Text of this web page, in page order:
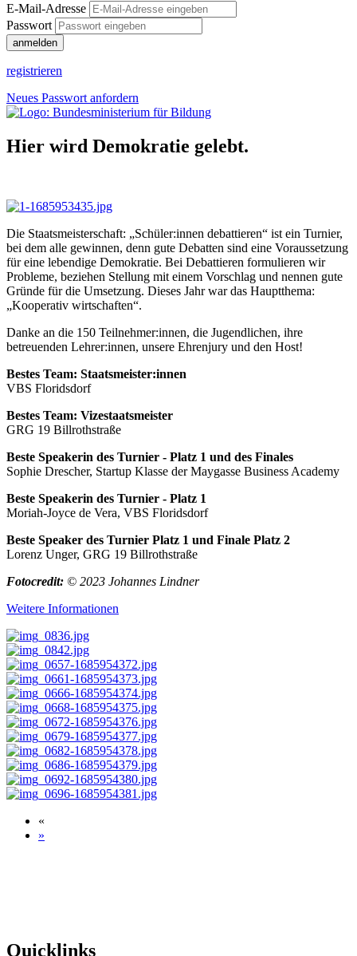
E-Mail-Adresse
Passwort
anmelden
registrieren
Neues Passwort anfordern
Hier wird Demokratie gelebt.
Die Staatsmeisterschaft: „Schüler:innen debattieren“ ist ein Turnier,
bei dem alle gewinnen, denn gute Debatten sind eine Voraussetzung
für eine lebendige Demokratie. Bei Debattieren formulieren wir
Probleme, beziehen Stellung mit einem Vorschlag und nennen gute
Gründe für die Umsetzung. Dieses Jahr war das Hauptthema:
„Kooperativ wirtschaften“.
Danke an die 150 Teilnehmer:innen, die Jugendlichen, ihre
betreuenden Lehrer:innen, unsere Ehrenjury und den Host!
Bestes Team: Staatsmeister:innen
VBS Floridsdorf
Bestes Team: Vizestaatsmeister
GRG 19 Billrothstraße
Beste Speakerin des Turnier - Platz 1 und des Finales
Sophie Drescher, Startup Klasse der Maygasse Business Academy
Beste Speakerin des Turnier - Platz 1
Moriah-Joyce de Vera, VBS Floridsdorf
Beste Speaker des Turnier Platz 1 und Finale Platz 2
Lorenz Unger, GRG 19 Billrothstraße
Fotocredit: © 2023 Johannes Lindner
Weitere Informationen
«
»
Quicklinks